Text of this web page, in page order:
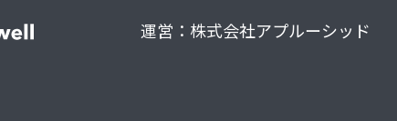
運営：株式会社アプルーシッド